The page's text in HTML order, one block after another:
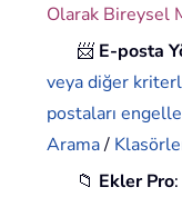
Olarak Bireysel
📨 E-posta
veya diğer
postaları engelle
Arama/
📁 Ekler Pro